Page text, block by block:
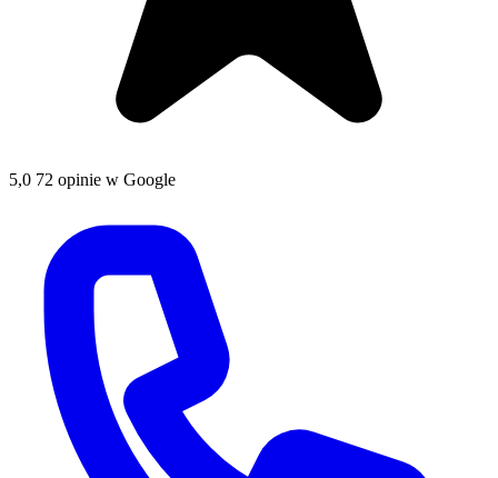
5,0 72 opinie w Google